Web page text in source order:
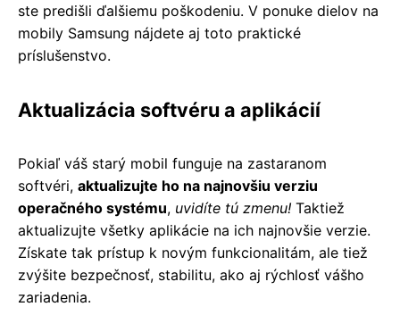
ste predišli ďalšiemu poškodeniu. V ponuke dielov na
mobily Samsung nájdete aj toto praktické
príslušenstvo.
Aktualizácia softvéru a aplikácií
Pokiaľ váš starý mobil funguje na zastaranom
softvéri, aktualizujte ho na najnovšiu verziu
operačného systému, uvidíte tú zmenu! Taktiež
aktualizujte všetky aplikácie na ich najnovšie verzie.
Získate tak prístup k novým funkcionalitám, ale tiež
zvýšite bezpečnosť, stabilitu, ako aj rýchlosť vášho
zariadenia.